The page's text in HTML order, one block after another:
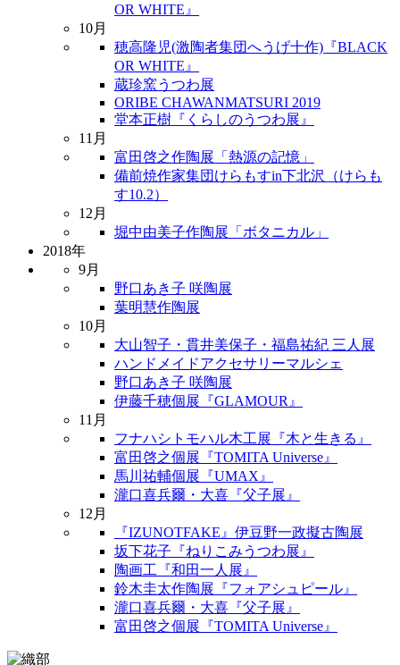
OR WHITE』
10月
穂高隆児(激陶者集団へうげ十作)『BLACK
OR WHITE』
蔵珍窯うつわ展
ORIBE CHAWANMATSURI 2019
堂本正樹『くらしのうつわ展』
11月
富田啓之作陶展「熱源の記憶」
備前焼作家集団けらもすin下北沢（けらも
す10.2）
12月
堀中由美子作陶展「ボタニカル」
2018年
9月
野口あき子 咲陶展
葉明慧作陶展
10月
大山智子・貫井美保子・福島祐紀 三人展
ハンドメイドアクセサリーマルシェ
野口あき子 咲陶展
伊藤千穂個展『GLAMOUR』
11月
フナハシトモハル木工展『木と生きる』
富田啓之個展『TOMITA Universe』
馬川祐輔個展『UMAX』
瀧口喜兵爾・大喜『父子展』
12月
『IZUNOTFAKE』伊豆野一政擬古陶展
坂下花子『ねりこみうつわ展』
陶画工『和田一人展』
鈴木圭太作陶展『フォアシュピール』
瀧口喜兵爾・大喜『父子展』
富田啓之個展『TOMITA Universe』